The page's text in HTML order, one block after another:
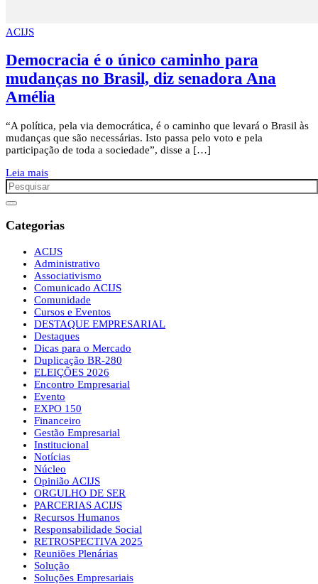
ACIJS
Democracia é o único caminho para
mudanças no Brasil, diz senadora Ana
Amélia
“A política, pela via democrática, é o caminho que levará o Brasil às
mudanças que são necessárias. Isto passa pelo voto e pela
participação de toda a sociedade”, disse a […]
Leia mais
Categorias
ACIJS
Administrativo
Associativismo
Comunicado ACIJS
Comunidade
Cursos e Eventos
DESTAQUE EMPRESARIAL
Destaques
Dicas para o Mercado
Duplicação BR-280
ELEIÇÕES 2026
Encontro Empresarial
Evento
EXPO 150
Financeiro
Gestão Empresarial
Institucional
Notícias
Núcleo
Opinião ACIJS
ORGULHO DE SER
PARCERIAS ACIJS
Recursos Humanos
Responsabilidade Social
RETROSPECTIVA 2025
Reuniões Plenárias
Solução
Soluções Empresariais